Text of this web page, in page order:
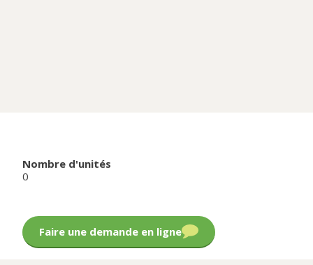
Nombre d'unités
0
Faire une demande en ligne